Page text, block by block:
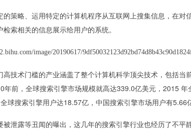
的策略、运用特定的计算机程序从互联网上搜集信息，在对
索相关的信息展示给用户的系统。
高技术门槛的产业涵盖了整个计算机科学顶尖技术，包括当
年前，全球搜索引擎市场规模就高达339.0亿美元，2015 年
球搜索引擎用户达18.57亿，中国搜索引擎市场用户有5.66
泄露等丑闻的曝出，这几年的搜索引擎行业也经历了不平